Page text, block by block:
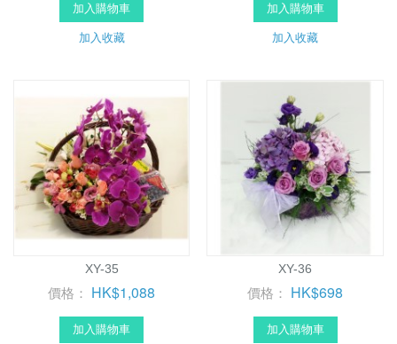
加入購物車
加入收藏
加入購物車
加入收藏
XY-35
價格： HK$1,088
加入購物車
XY-36
價格： HK$698
加入購物車